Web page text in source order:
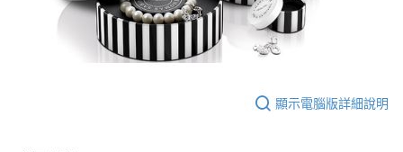
顯示電腦版詳細說明